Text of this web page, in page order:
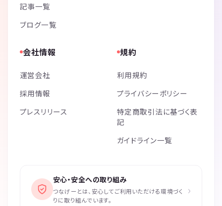
記事一覧
ブログ一覧
会社情報
運営会社
採用情報
プレスリリース
規約
利用規約
プライバシーポリシー
特定商取引法に基づく表
記
ガイドライン一覧
安心・安全への取り組み
つなげーとは、安心してご利用いただける環境づく
りに取り組んでいます。
›